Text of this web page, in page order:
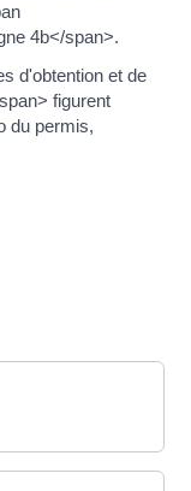
4b</span>.
d'obtention et de
figurent
du permis,